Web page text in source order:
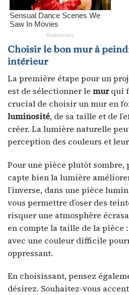
Choisir le bon mur à
intérieur
La première étape pour un
est de sélectionner le murqui
crucial de choisir un mur en
luminosité, de sa taille et de
créer. La lumière naturelle
perception des couleurs et
Pour une pièce plutôt
capte bien la lumière
l’inverse, dans une pièce
vous permettre d’oser des
risquer une atmosphère
en compte la taille de la pièce
avec une couleur difficile
oppressant.
En choisissant, pensez
désirez. Souhaitez-vous